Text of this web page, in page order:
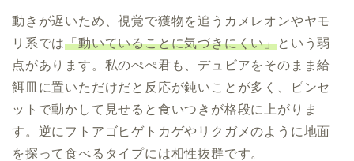
動きが遅いため、視覚で獲物を追うカメレオンやヤモ
リ系では「動いていることに気づきにくい」という弱
点があります。私のぺぺ君も、デュビアをそのまま給
餌皿に置いただけだと反応が鈍いことが多く、ピンセ
ットで動かして見せると食いつきが格段に上がりま
す。逆にフトアゴヒゲトカゲやリクガメのように地面
を探って食べるタイプには相性抜群です。